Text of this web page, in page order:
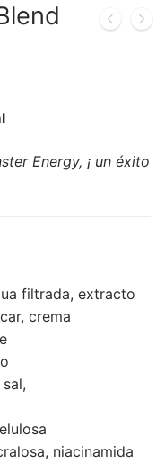
Energy, ¡ un éxito
filtrada, extracto
crema
sal,
, niacinamida